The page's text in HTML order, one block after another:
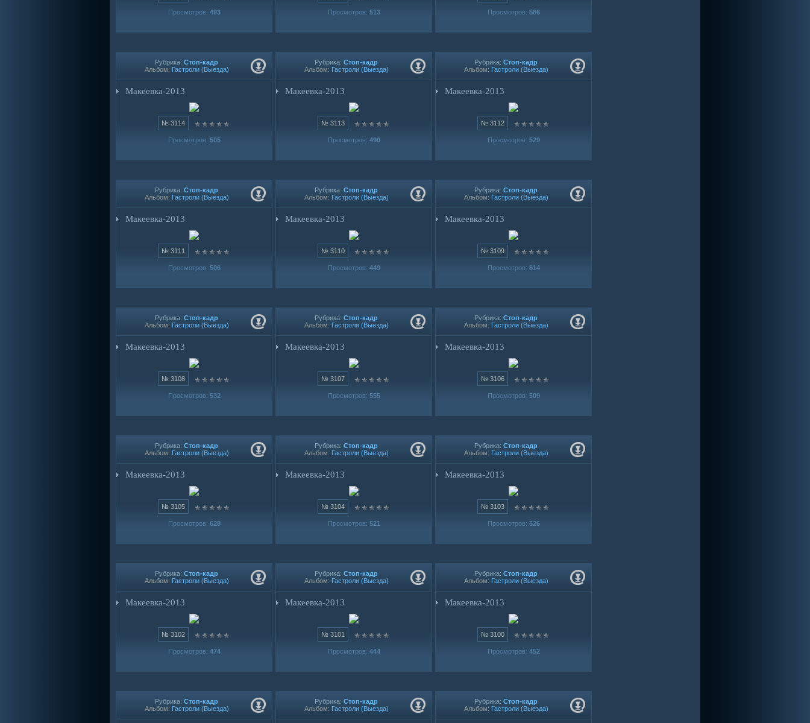
Просмотров: 493 Просмотров: 513 Просмотров: 586
Рубрика: Стоп-кадр
Альбом: Гастроли (Выезда)
Макеевка-2013
№ 3114
Просмотров: 505
Рубрика: Стоп-кадр
Альбом: Гастроли (Выезда)
Макеевка-2013
№ 3113
Просмотров: 490
Рубрика: Стоп-кадр
Альбом: Гастроли (Выезда)
Макеевка-2013
№ 3112
Просмотров: 529
Рубрика: Стоп-кадр
Альбом: Гастроли (Выезда)
Макеевка-2013
№ 3111
Просмотров: 506
Рубрика: Стоп-кадр
Альбом: Гастроли (Выезда)
Макеевка-2013
№ 3110
Просмотров: 449
Рубрика: Стоп-кадр
Альбом: Гастроли (Выезда)
Макеевка-2013
№ 3109
Просмотров: 614
Рубрика: Стоп-кадр
Альбом: Гастроли (Выезда)
Макеевка-2013
№ 3108
Просмотров: 532
Рубрика: Стоп-кадр
Альбом: Гастроли (Выезда)
Макеевка-2013
№ 3107
Просмотров: 555
Рубрика: Стоп-кадр
Альбом: Гастроли (Выезда)
Макеевка-2013
№ 3106
Просмотров: 509
Рубрика: Стоп-кадр
Альбом: Гастроли (Выезда)
Макеевка-2013
№ 3105
Просмотров: 628
Рубрика: Стоп-кадр
Альбом: Гастроли (Выезда)
Макеевка-2013
№ 3104
Просмотров: 521
Рубрика: Стоп-кадр
Альбом: Гастроли (Выезда)
Макеевка-2013
№ 3103
Просмотров: 526
Рубрика: Стоп-кадр
Альбом: Гастроли (Выезда)
Макеевка-2013
№ 3102
Просмотров: 474
Рубрика: Стоп-кадр
Альбом: Гастроли (Выезда)
Макеевка-2013
№ 3101
Просмотров: 444
Рубрика: Стоп-кадр
Альбом: Гастроли (Выезда)
Макеевка-2013
№ 3100
Просмотров: 452
Рубрика: Стоп-кадр
Альбом: Гастроли (Выезда)
Рубрика: Стоп-кадр
Альбом: Гастроли (Выезда)
Рубрика: Стоп-кадр
Альбом: Гастроли (Выезда)